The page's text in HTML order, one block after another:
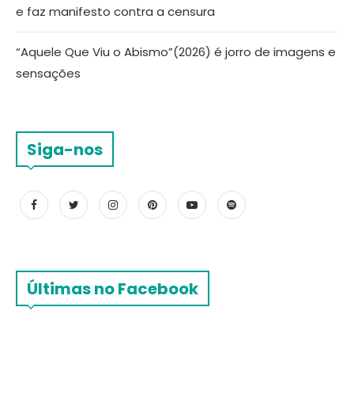
e faz manifesto contra a censura
“Aquele Que Viu o Abismo”(2026) é jorro de imagens e
sensações
Siga-nos
Últimas no Facebook